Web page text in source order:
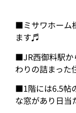
■ミサワホーム
ます♬
■JR西御料駅か
わりの詰まった
■1階には6.5帖
な窓があり日当